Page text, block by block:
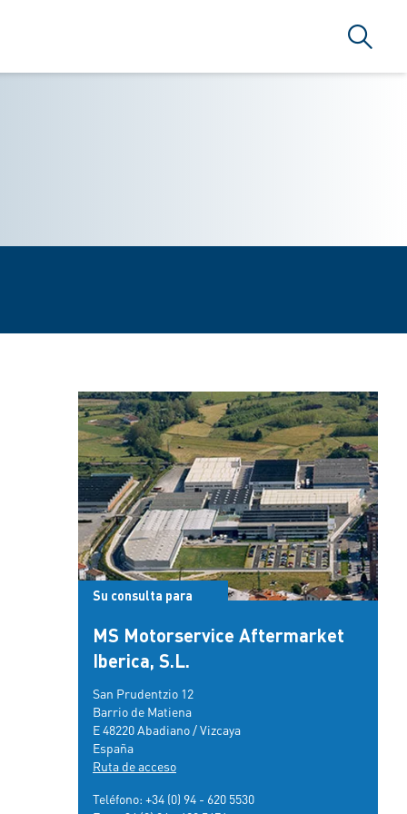
Su consulta para
MS Motorservice Aftermarket
Iberica, S.L.
San Prudentzio 12
Barrio de Matiena
E 48220 Abadiano / Vizcaya
España
Ruta de acceso
Teléfono: +34 (0) 94 - 620 5530